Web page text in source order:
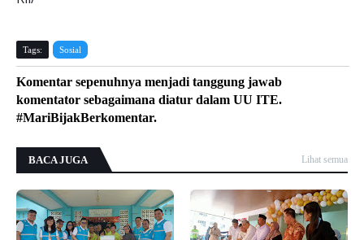
Tags: Sosial
Komentar sepenuhnya menjadi tanggung jawab
komentator sebagaimana diatur dalam UU ITE.
#MariBijakBerkomentar.
BACA JUGA Lihat semua